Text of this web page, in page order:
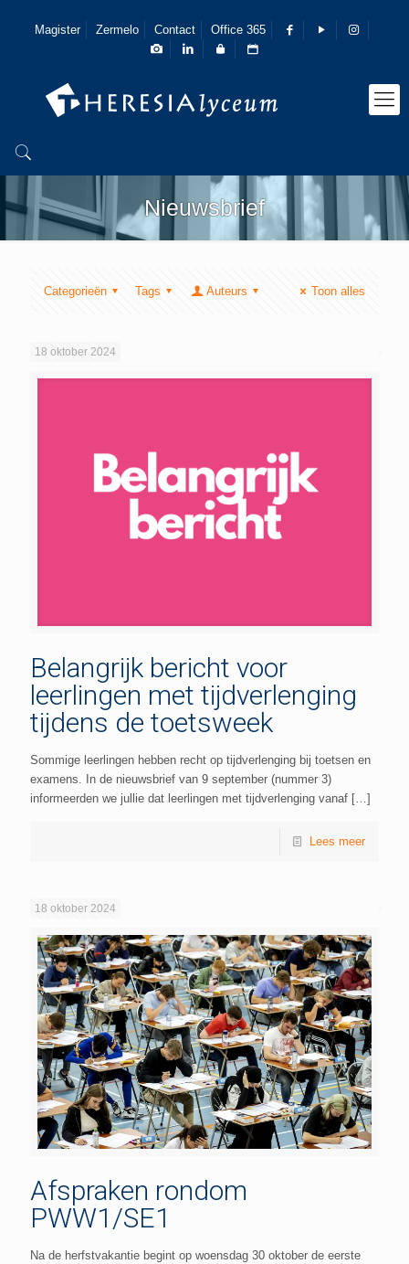
Magister Zermelo Contact Office 365
Nieuwsbrief
Categorieën Tags Auteurs Toon alles
18 oktober 2024
Belangrijk bericht voor
leerlingen met tijdverlenging
tijdens de toetsweek
Sommige leerlingen hebben recht op tijdverlenging bij toetsen en
examens. In de nieuwsbrief van 9 september (nummer 3)
informeerden we jullie dat leerlingen met tijdverlenging vanaf […]
Lees meer
18 oktober 2024
Afspraken rondom
PWW1/SE1
Na de herfstvakantie begint op woensdag 30 oktober de eerste